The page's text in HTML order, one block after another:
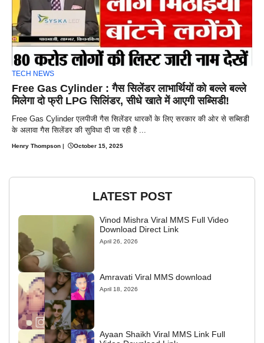
TECH NEWS
Free Gas Cylinder : गैस सिलेंडर लाभार्थियों को बल्ले बल्ले
मिलेगा दो फ्री LPG सिलिंडर, सीधे खाते में आएगी सब्सिडी!
Free Gas Cylinder एलपीजी गैस सिलेंडर धारकों के लिए सरकार की ओर से सब्सिडी
के अलावा गैस सिलेंडर की सुविधा दी जा रही है ...
Henry Thompson | October 15, 2025
LATEST POST
Vinod Mishra Viral MMS Full Video
Download Direct Link
April 26, 2026
Amravati Viral MMS download
April 18, 2026
Ayaan Shaikh Viral MMS Link Full